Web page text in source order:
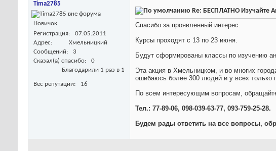
Tima2785
Новичок
Регистрация
07.05.2011
Адрес
Хмельницкий
Сообщений
3
Сказал(а) спасибо
0
Благодарили 1 раз в 1
Вес репутации 16
Re: БЕСПЛАТНО Изучайте
Спасибо за проявленный интерес.
Курсы проходят с 13 по 23 июня.
Будут сформированы классы по изучению
Эта акция в Хмельницком, и во многих
ошибаюсь более 300 людей и у всех только
По всем интересующим вопросам,
Тел.: 77-89-06, 098-039-63-77, 093-759-25-28.
Будем рады ответить на все вопросы,